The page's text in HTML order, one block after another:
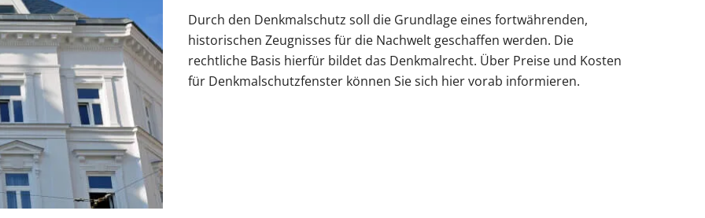
Kömmerling Fenster VEKA Fenster Sprossenfenster Fenster mit Rollladen Fenster nach Maß
Farben Balkontür mit Rollladen Balkontür zweiflügelig Balkontür sichern
Farben
Haustür mit Seitenteil Haustür mit Oberlicht Haustür modern
Gelenkarmmarkise Rolladen nachrüsten Pergola Terrasse Terrassenüberdachung
Kosten Zaun Farben Zäune Kosten
Preise Garagentor Farben
Carport Kosten Carport oder Garage
Carport aufbauen
Durch den Denkmalschutz soll die Grundlage eines fortwährenden,
historischen Zeugnisses für die Nachwelt geschaffen werden. Die
rechtliche Basis hierfür bildet das Denkmalrecht. Über Preise und Kosten
für Denkmalschutzfenster können Sie sich hier vorab informieren.